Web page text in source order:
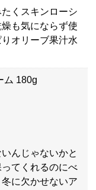
くスキンローシ
も気にならず使
オリーブ果汁水
ム 180g
んじゃないかと
てくれるのにべ
に欠かせないア